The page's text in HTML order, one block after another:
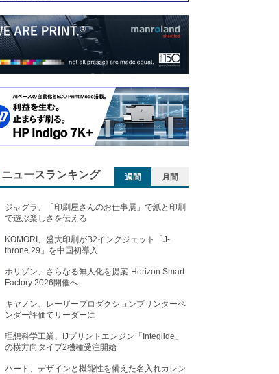
ニュースランキング 週間 月間
ジャグラ、「印刷屋さんのお仕事展」で紙と印刷
で遊ぶ楽しさを伝える
KOMORI、盛大印刷がB2インクジェット「J-
throne 29」を中国初導入
ホリゾン、さらなる無人化を提案-Horizon Smart
Factory 2026開催へ
キヤノン、レーザープロダクションプリンターベ
ンダー評価でリーダーに
理想科学工業、IJプリントエンジン「Integlide」
の横方向タイプ2機種受注開始
ハート、デザインと機能性を備えた名入れカレン